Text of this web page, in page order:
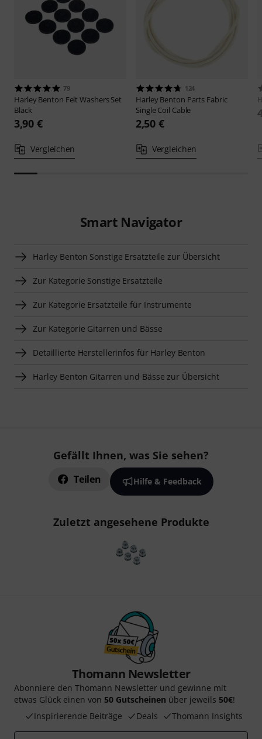
79
Harley Benton Felt Washers Set
Black
3,90 €
Vergleichen
124
Harley Benton Parts Fabric
Single Coil Cable
2,50 €
Vergleichen
Smart Navigator
Harley Benton Sonstige Ersatzteile zur Übersicht
Zur Kategorie Sonstige Ersatzteile
Zur Kategorie Ersatzteile für Instrumente
Zur Kategorie Gitarren und Bässe
Detaillierte Herstellerinfos für Harley Benton
Harley Benton Gitarren und Bässe zur Übersicht
Gefällt Ihnen, was Sie sehen?
Teilen Hilfe & Feedback
Zuletzt angesehene Produkte
Thomann Newsletter
Abonniere den Thomann Newsletter und gewinne mit
etwas Glück einen von 50 Gutscheinen über jeweils 50€!
Inspirierende Beiträge
Deals Thomann Insights